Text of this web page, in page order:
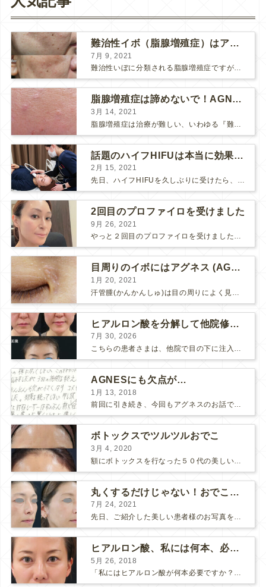
難治性イボ（脂腺増殖症）はアグネスAGNESが効果的です！
7月 9, 2021
難治性いぼに分類される脂腺増殖症ですが、脂腺増殖症はAGNESアグネスにとても良く反応して、きれいに治すことができます。 ↑ 脂腺増殖症をアグネスAGNESで３回治療した1ヶ月後の写真です。...
脂腺増殖症は諦めないで！AGNESアグネス治療でツルツル肌に！
3月 14, 2021
話題のハイフHIFUは本当に効果があるのか？
2月 15, 2021
先日、ハイフHIFUを久しぶりに受けたら、顔の調子がとても良い感じです♪ 私はハイフHIFU後はいつも３日位、人には気付かれない程度に軽く腫れて、その後、グングンと顔が引き締まります。 ...
2回目のプロファイロを受けました
9月 26, 2021
やっと２回目のプロファイロを受けました。 ↑ 写真はプロファイロ翌日です。 この距離の写真では凹凸は映らないですし、 実物も、首がよく見ると凹凸が残っている位で、 それも３日で...
目周りのイボにはアグネス (AGNES）が効く！（ほぼ）ノーダウンタイムのイボ治療
1月 20, 2021
ヒアルロン酸を分解して他院修正（目の下のチンダル現象とその補正）
7月 30, 2026
こちらの患者さまは、他院で目の下に注入したヒアルロン酸がチンダル現象を起こしていたため、 ヒアルロン酸を分解する薬（ヒアルロニダーゼ）で分解してから 改めてヒアルロン酸を入れ直しました。 ...
AGNESにも欠点が…
1月 13, 2018
前回に引き続き、今回もアグネスのお話です。 AGNESはとっても良い治療である一方、 欠点もいくつかありますので、そちらもお話ししておきますね。 AGNESの欠点 1. ダウンタイム A...
ボトックスでツルツルおでこ
3月 4, 2020
丸くするだけじゃない！おでこのヒアルロン酸注射
7月 24, 2021
先日、ご紹介した美しい患者様のお写真を使わせていただいて、おでこのヒアルロン酸注射について説明します。 （≫ 写真の患者様の経過はこちら『２年間で若返って綺麗になられた患者様』） なぜおでこに...
ヒアルロン酸、私には何本、必要ですか？
5月 26, 2018
「私にはヒアルロン酸が何本必要ですか？」 診察の時によく聞かれますが、なかなか難しい質問です。 どこまでこだわってキレイにしたいかによって 使うヒアルロン酸の量が変わるからです。 前回もご紹介させ...